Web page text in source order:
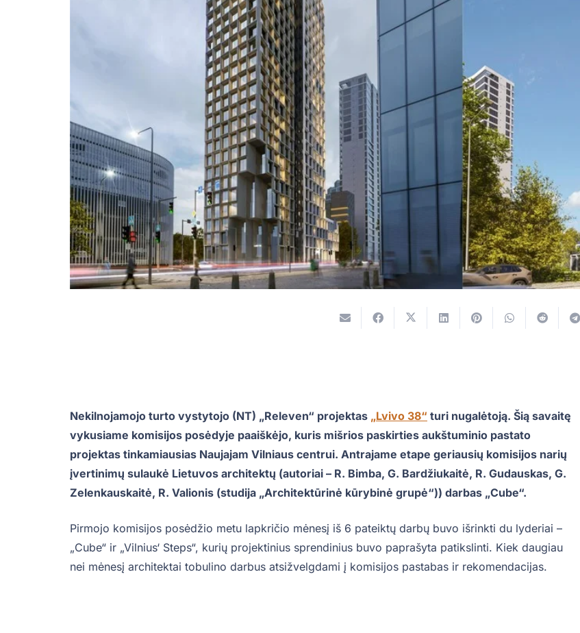
Nekilnojamojo turto vystytojo (NT) „Releven“ projektas „Lvivo 38“ turi nugalėtoją. Šią savaitę
vykusiame komisijos posėdyje paaiškėjo, kuris mišrios paskirties aukštuminio pastato
projektas tinkamiausias Naujajam Vilniaus centrui. Antrajame etape geriausių komisijos narių
įvertinimų sulaukė Lietuvos architektų (autoriai – R. Bimba, G. Bardžiukaitė, R. Gudauskas, G.
Zelenkauskaitė, R. Valionis (studija „Architektūrinė kūrybinė grupė“)) darbas „Cube“.
Pirmojo komisijos posėdžio metu lapkričio mėnesį iš 6 pateiktų darbų buvo išrinkti du lyderiai –
„Cube“ ir „Vilnius‘ Steps“, kurių projektinius sprendinius buvo paprašyta patikslinti. Kiek daugiau
nei mėnesį architektai tobulino darbus atsižvelgdami į komisijos pastabas ir rekomendacijas.